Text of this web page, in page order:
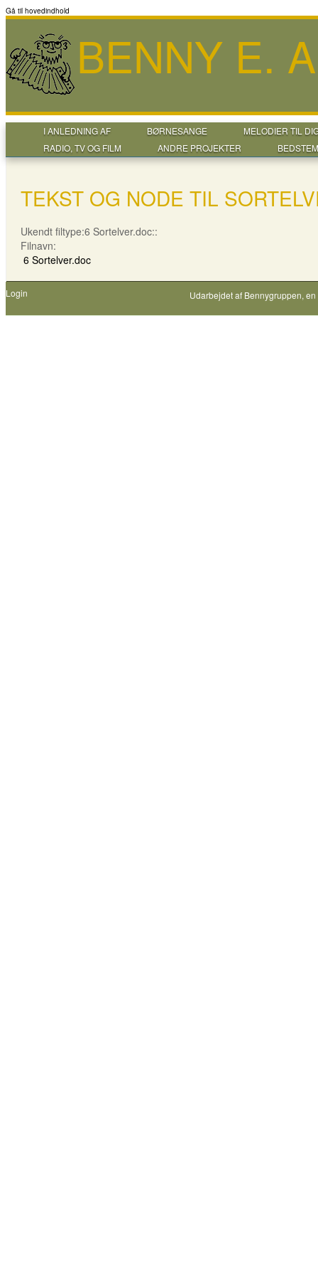
Gå til hovedindhold
BENNY E.
I ANLEDNING AF BØRNESANGE
MELODIER TIL
RADIO, TV OG FILM
ANDRE PROJEKTER
TEKST OG NODE TIL
Ukendt filtype:6 Sortelver.doc::
Filnavn:
6 Sortelver.doc
Login Udarbejdet af Bennygruppen,